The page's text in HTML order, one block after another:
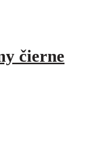
čierne